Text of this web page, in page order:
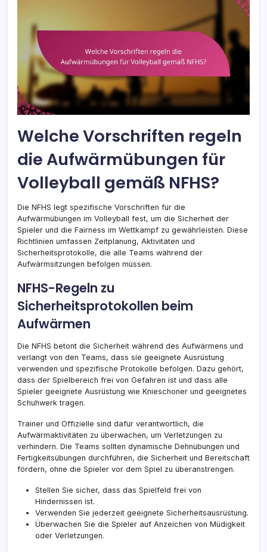
Welche Vorschriften regeln
die Aufwärmübungen für
Volleyball gemäß NFHS?
Die NFHS legt spezifische Vorschriften für die
Aufwärmübungen im Volleyball fest, um die Sicherheit der
Spieler und die Fairness im Wettkampf zu gewährleisten. Diese
Richtlinien umfassen Zeitplanung, Aktivitäten und
Sicherheitsprotokolle, die alle Teams während der
Aufwärmsitzungen befolgen müssen.
NFHS-Regeln zu
Sicherheitsprotokollen beim
Aufwärmen
Die NFHS betont die Sicherheit während des Aufwärmens und
verlangt von den Teams, dass sie geeignete Ausrüstung
verwenden und spezifische Protokolle befolgen. Dazu gehört,
dass der Spielbereich frei von Gefahren ist und dass alle
Spieler geeignete Ausrüstung wie Knieschoner und geeignetes
Schuhwerk tragen.
Trainer und Offizielle sind dafür verantwortlich, die
Aufwärmaktivitäten zu überwachen, um Verletzungen zu
verhindern. Die Teams sollten dynamische Dehnübungen und
Fertigkeitsübungen durchführen, die Sicherheit und Bereitschaft
fördern, ohne die Spieler vor dem Spiel zu überanstrengen.
Stellen Sie sicher, dass das Spielfeld frei von
Hindernissen ist.
Verwenden Sie jederzeit geeignete Sicherheitsausrüstung.
Überwachen Sie die Spieler auf Anzeichen von Müdigkeit
oder Verletzungen.